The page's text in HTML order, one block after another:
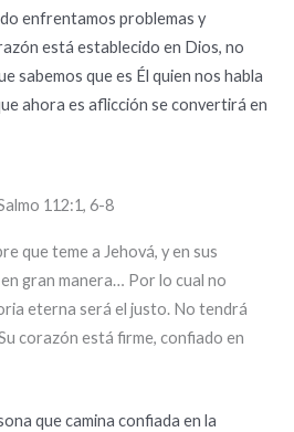
enfrentamos problemas y
está establecido en Dios, no
sabemos que es Él quien nos habla
ahora es aflicción se convertirá en
112:1, 6-8
que teme a Jehová, y en sus
gran manera… Por lo cual no
eterna será el justo. No tendrá
corazón está firme, confiado en
que camina confiada en la